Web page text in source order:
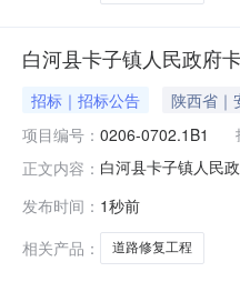
白河县卡子镇人民政府
招标｜招标公告 陕西省｜
项目编号： 0206-0702.1B1
正文内容： 白河县卡子镇人民
次)采购方式：竞争
发布时间： 1秒前
相关产品：
道路修复工程